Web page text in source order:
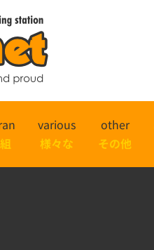
various
様々な
other
その他